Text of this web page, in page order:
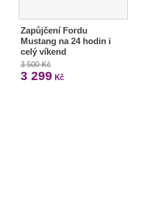
Zapůjčení Fordu
Mustang na 24 hodin i
celý víkend
3 500 Kč
3 299 Kč